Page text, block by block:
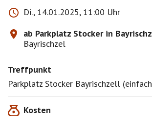
Di., 14.01.2025, 11:00 Uhr
ab Parkplatz Stocker in
Bayrischzel
Treffpunkt
Parkplatz Stocker Bayrischzell
Kosten